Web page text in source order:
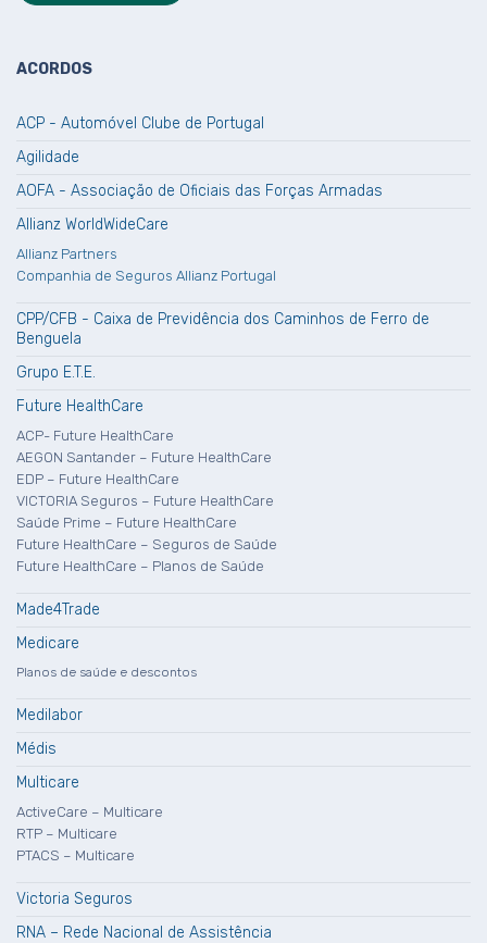
ACORDOS
ACP - Automóvel Clube de Portugal
Agilidade
AOFA - Associação de Oficiais das Forças Armadas
Allianz WorldWideCare
Allianz Partners
Companhia de Seguros Allianz Portugal
CPP/CFB - Caixa de Previdência dos Caminhos de Ferro de
Benguela
Grupo E.T.E.
Future HealthCare
ACP- Future HealthCare
AEGON Santander – Future HealthCare
EDP – Future HealthCare
VICTORIA Seguros – Future HealthCare
Saúde Prime – Future HealthCare
Future HealthCare – Seguros de Saúde
Future HealthCare – Planos de Saúde
Made4Trade
Medicare
Planos de saúde e descontos
Medilabor
Médis
Multicare
ActiveCare – Multicare
RTP – Multicare
PTACS – Multicare
Victoria Seguros
RNA – Rede Nacional de Assistência